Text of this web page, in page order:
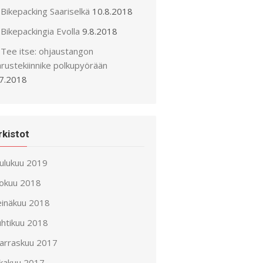
Bikepacking Saariselkä 10.8.2018
Bikepackingia Evolla 9.8.2018
Tee itse: ohjaustangon
polkupyörään
2019
2018
2018
2018
2017